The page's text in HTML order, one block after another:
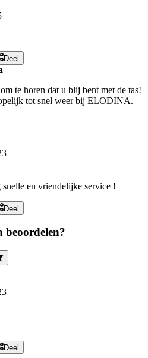
Deel
te horen dat u blij bent met de tas!
tot snel weer bij ELODINA.
en vriendelijke service !
Deel
beoordelen?
Deel